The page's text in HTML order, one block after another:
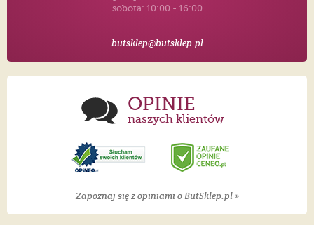
sobota: 10:00 - 16:00
butsklep@butsklep.pl
OPINIE
naszych klientów
Zapoznaj się z opiniami o ButSklep.pl »